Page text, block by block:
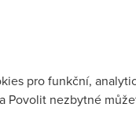
do
české televize, jež
pro funkční,
Povolit nezbytné